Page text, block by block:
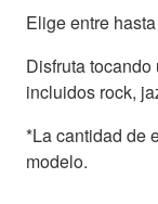
Elige entre
Disfruta
incluidos rock,
*La cantidad de
modelo.